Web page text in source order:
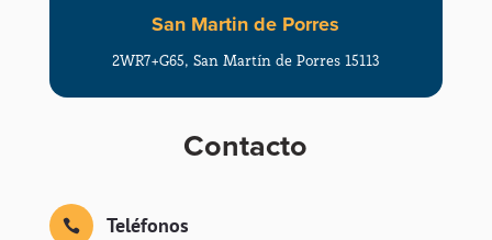
San Martin de Porres
2WR7+G65, San Martín de Porres 15113
Contacto
 Teléfonos